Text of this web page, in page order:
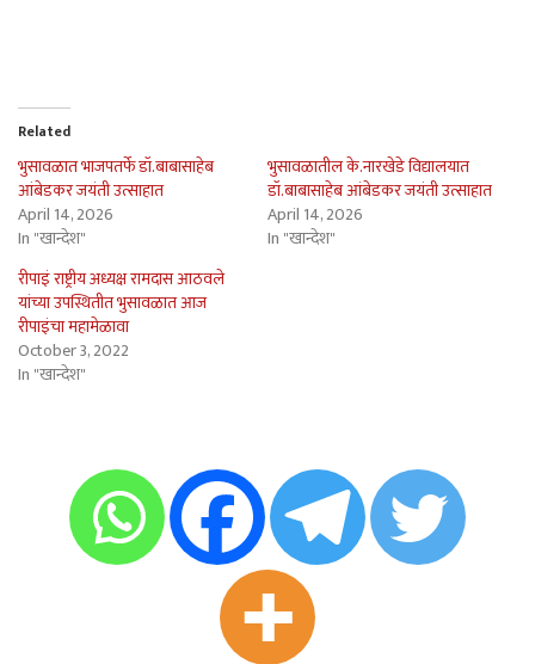
Related
भुसावळात भाजपतर्फे डॉ.बाबासाहेब
आंबेडकर जयंती उत्साहात
April 14, 2026
In "खान्देश"
भुसावळातील के.नारखेडे विद्यालयात
डॉ.बाबासाहेब आंबेडकर जयंती उत्साहात
April 14, 2026
In "खान्देश"
रीपाइं राष्ट्रीय अध्यक्ष रामदास आठवले
यांच्या उपस्थितीत भुसावळात आज
रीपाइंचा महामेळावा
October 3, 2022
In "खान्देश"